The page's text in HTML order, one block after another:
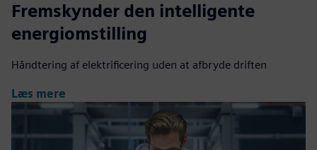
Fremskynder den intelligente
energiomstilling
Håndtering af elektrificering uden at afbryde driften
Læs mere